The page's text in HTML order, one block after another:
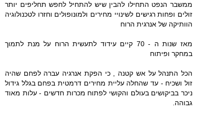
ממשבר הנפט התחילו להבין שיש להתחיל לחפש תחליפים יותר
זולים ופחות רגישים לשינויי מחירים ולמונופולים וחזרו לטכנולוגיה
הוותיקה של אנרגית הרוח
מאז שנות ה - 70 קיים עידוד לתעשית הרוח על מנת לתמוך
במחקר ופיתוח
הכל התנהל על אש קטנה , כי הפקת אנרגיה עברה לפחם שהיה
זול ושכיח - עד שהחלה עליית מחירים דרמטית בפחם בגלל גידול
ניכר בביקושים בעולם והקושי לפתוח מכרות חדשים - עלות מאוד
גבוהה.